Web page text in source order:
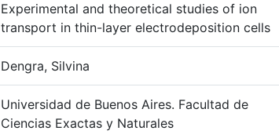
Experimental and theoretical studies of ion
transport in thin-layer electrodeposition cells
Dengra, Silvina
Universidad de Buenos Aires. Facultad de
Ciencias Exactas y Naturales